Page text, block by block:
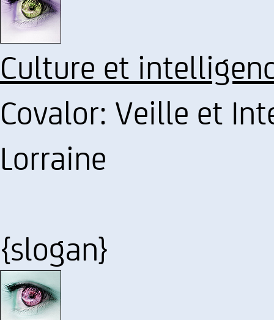
Culture et
Covalor: Veille et
Lorraine
{slogan}